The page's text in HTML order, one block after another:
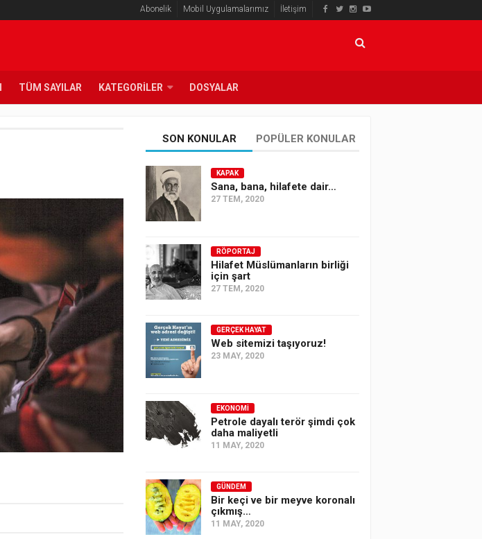
Abonelik Mobil Uygulamalarımız İletişim
TÜM SAYILAR KATEGORILER DOSYALAR
SON KONULAR POPÜLER KONULAR
KAPAK
Sana, bana, hilafete dair…
27 TEM, 2020
RÖPORTAJ
Hilafet Müslümanların birliği
için şart
27 TEM, 2020
GERÇEK HAYAT
Web sitemizi taşıyoruz!
23 MAY, 2020
EKONOMI
Petrole dayalı terör şimdi çok
daha maliyetli
11 MAY, 2020
GÜNDEM
Bir keçi ve bir meyve koronalı
çıkmış…
11 MAY, 2020